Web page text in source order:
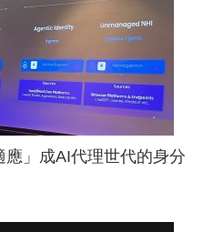
」成AI代理世代的身分